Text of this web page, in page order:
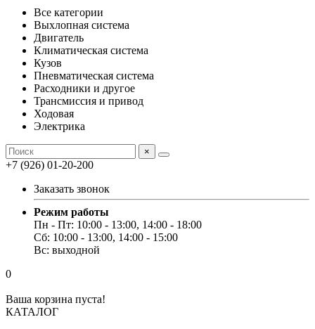
Все категории
Выхлопная система
Двигатель
Климатическая система
Кузов
Пневматическая система
Расходники и другое
Трансмиссия и привод
Ходовая
Электрика
×
+7 (926) 01-20-200
Заказать звонок
Режим работы
Пн - Пт: 10:00 - 13:00, 14:00 - 18:00
Сб: 10:00 - 13:00, 14:00 - 15:00
Вс: выходной
0
Ваша корзина пуста!
КАТАЛОГ